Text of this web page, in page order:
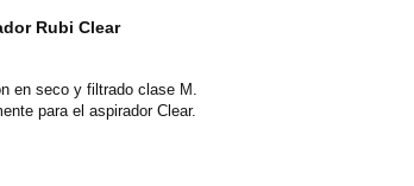
Rubi Clear
en seco y filtrado clase M.
para el aspirador Clear.